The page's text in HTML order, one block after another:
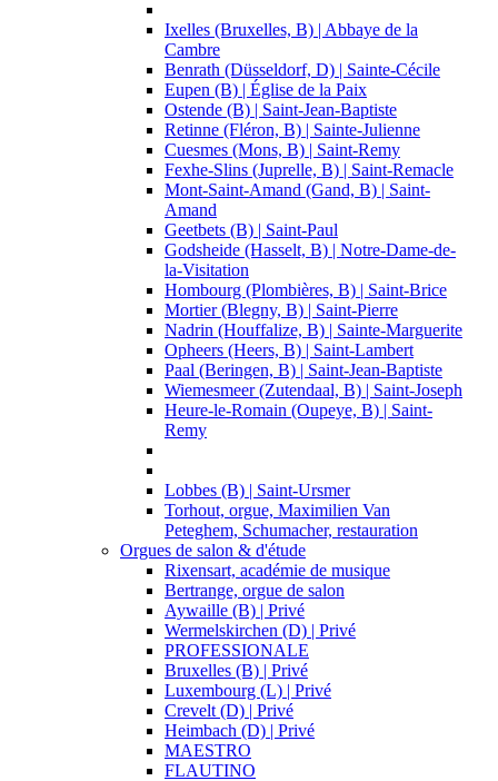
Ixelles (Bruxelles, B) | Abbaye de la
Cambre
Benrath (Düsseldorf, D) | Sainte-Cécile
Eupen (B) | Église de la Paix
Ostende (B) | Saint-Jean-Baptiste
Retinne (Fléron, B) | Sainte-Julienne
Cuesmes (Mons, B) | Saint-Remy
Fexhe-Slins (Juprelle, B) | Saint-Remacle
Mont-Saint-Amand (Gand, B) | Saint-
Amand
Geetbets (B) | Saint-Paul
Godsheide (Hasselt, B) | Notre-Dame-de-
la-Visitation
Hombourg (Plombières, B) | Saint-Brice
Mortier (Blegny, B) | Saint-Pierre
Nadrin (Houffalize, B) | Sainte-Marguerite
Opheers (Heers, B) | Saint-Lambert
Paal (Beringen, B) | Saint-Jean-Baptiste
Wiemesmeer (Zutendaal, B) | Saint-Joseph
Heure-le-Romain (Oupeye, B) | Saint-
Remy
Lobbes (B) | Saint-Ursmer
Torhout, orgue, Maximilien Van
Peteghem, Schumacher, restauration
Orgues de salon & d'étude
Rixensart, académie de musique
Bertrange, orgue de salon
Aywaille (B) | Privé
Wermelskirchen (D) | Privé
PROFESSIONALE
Bruxelles (B) | Privé
Luxembourg (L) | Privé
Crevelt (D) | Privé
Heimbach (D) | Privé
MAESTRO
FLAUTINO